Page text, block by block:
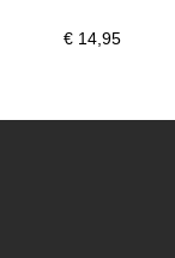
€ 14,95